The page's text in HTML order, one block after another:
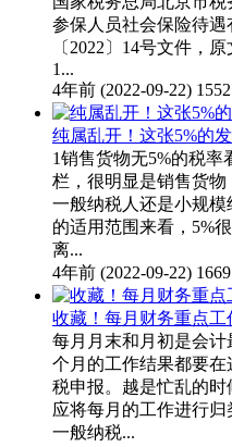
参保人员社会保险待
〔2022〕14号文件，
1...
4年前 (2022-09-22)
纯属乱开！这张5%的
1销售货物无5%的税
栏，很明显是销售货
一般纳税人还是小规
的适用范围来看，5%
离...
4年前 (2022-09-22)
收藏！每月财务重点
每月月末和月初是会
个月的工作结果都要
税申报。越是忙乱的
应将每月的工作进行
一般纳税...